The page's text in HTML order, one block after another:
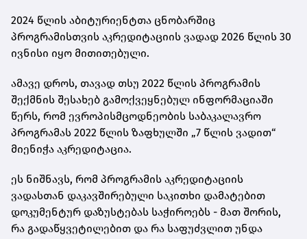
2024 წლის აბიტურიენტთა ცნობარშიც
პროგრამისთვის აკრედიტაციის ვადად 2026 წლის 30
ივნისი იყო მითითებული.
ამავე დროს, თავად თსუ 2022 წლის პროგრამის
შექმნის შესახებ გამოქვეყნებულ ინფორმაციაში
წერს, რომ ევროპისმცოდნეობის საბაკალავრო
პროგრამას 2022 წლის ზაფხულში „7 წლის ვადით“
მიენიჭა აკრედიტაცია.
ეს ნიშნავს, რომ პროგრამის აკრედიტაციის
ვადასთან დაკავშირებული საკითხი დამატებით
დოკუმენტურ დაზუსტებას საჭიროებს - მათ შორის,
რა გადაწყვეტილებით და რა საფუძვლით უნდა